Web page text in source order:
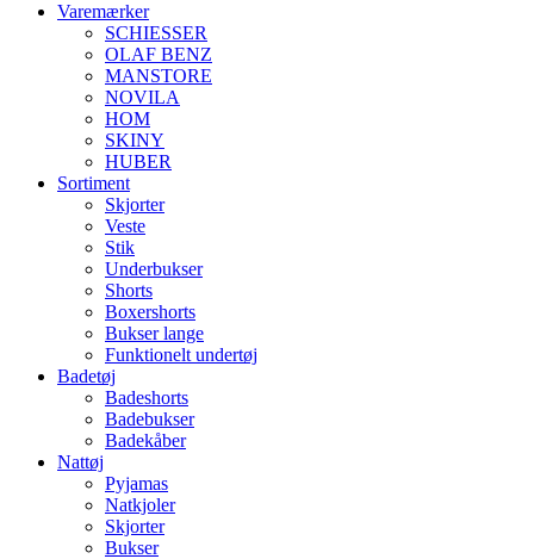
Varemærker
SCHIESSER
OLAF BENZ
MANSTORE
NOVILA
HOM
SKINY
HUBER
Sortiment
Skjorter
Veste
Stik
Underbukser
Shorts
Boxershorts
Bukser lange
Funktionelt undertøj
Badetøj
Badeshorts
Badebukser
Badekåber
Nattøj
Pyjamas
Natkjoler
Skjorter
Bukser